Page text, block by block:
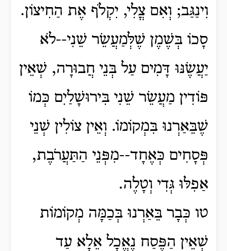
וִינַגַּב; וְאִם צֳלִי, יִקְלֹף אֶת הַחִיצוֹן.
סָכוֹ בְּשֶׁמֶן שֶׁלְּמַעֲשֵׂר שֵׁנִי--לֹא
יַעֲשֶׂנּוּ דָּמִים עַל בְּנֵי חֲבוּרָה, שְׁאֵין
פּוֹדִין מַעֲשֵׂר שֵׁנִי בִּירוּשָׁלַיִם כְּמוֹ
שֶׁבֵּאַרְנוּ בִּמְקוֹמוֹ. וְאֵין צוֹלִין שְׁנֵי
פְּסָחִים כְּאֶחָד--מִפְּנֵי הַתַּעֲרֹבֶת,
אַפִלּוּ גְּדִי וְטָלֶה.
טו כְּבָר בֵּאַרְנוּ בְּכַמָּה מְקוֹמוֹת
שְׁאֵין הַפֶּסַח נֶאֱכָל אֵלָא עַד